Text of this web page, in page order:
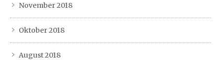
November 2018
Oktober 2018
August 2018